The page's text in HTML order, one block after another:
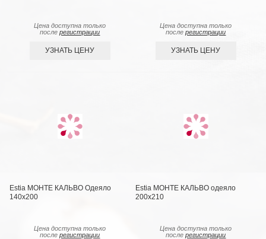
Цена доступна только
послерегистрации
УЗНАТЬ ЦЕНУ
Цена доступна только
послерегистрации
УЗНАТЬ ЦЕНУ
Estia МОНТЕ КАЛЬВО Одеяло
140х200
Цена доступна только
послерегистрации
Estia МОНТЕ КАЛЬВО одеяло
200х210
Цена доступна только
послерегистрации